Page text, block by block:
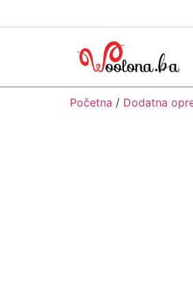
Početna / Dodatna